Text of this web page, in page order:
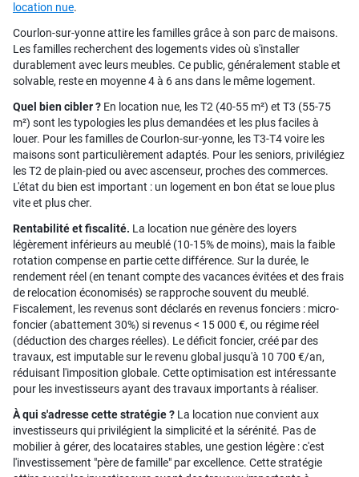
location nue.
Courlon-sur-yonne attire les familles grâce à son parc de maisons.
Les familles recherchent des logements vides où s'installer
durablement avec leurs meubles. Ce public, généralement stable et
solvable, reste en moyenne 4 à 6 ans dans le même logement.
Quel bien cibler ? En location nue, les T2 (40-55 m²) et T3 (55-75
m²) sont les typologies les plus demandées et les plus faciles à
louer. Pour les familles de Courlon-sur-yonne, les T3-T4 voire les
maisons sont particulièrement adaptés. Pour les seniors, privilégiez
les T2 de plain-pied ou avec ascenseur, proches des commerces.
L'état du bien est important : un logement en bon état se loue plus
vite et plus cher.
Rentabilité et fiscalité. La location nue génère des loyers
légèrement inférieurs au meublé (10-15% de moins), mais la faible
rotation compense en partie cette différence. Sur la durée, le
rendement réel (en tenant compte des vacances évitées et des frais
de relocation économisés) se rapproche souvent du meublé.
Fiscalement, les revenus sont déclarés en revenus fonciers : micro-
foncier (abattement 30%) si revenus < 15 000 €, ou régime réel
(déduction des charges réelles). Le déficit foncier, créé par des
travaux, est imputable sur le revenu global jusqu'à 10 700 €/an,
réduisant l'imposition globale. Cette optimisation est intéressante
pour les investisseurs ayant des travaux importants à réaliser.
À qui s'adresse cette stratégie ? La location nue convient aux
investisseurs qui privilégient la simplicité et la sérénité. Pas de
mobilier à gérer, des locataires stables, une gestion légère : c'est
l'investissement "père de famille" par excellence. Cette stratégie